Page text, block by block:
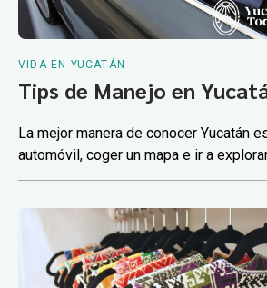
VIDA EN YUCATÁN
Tips de Manejo en
La mejor manera de conocer Yucatán
automóvil, coger un mapa e ir a